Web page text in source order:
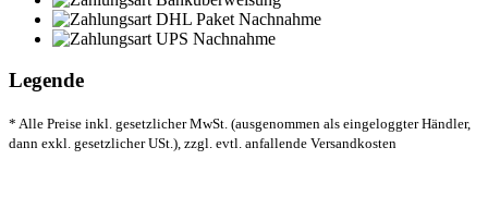
Legende
* Alle Preise inkl. gesetzlicher MwSt. (ausgenommen als eingeloggter Händler,
dann exkl. gesetzlicher USt.), zzgl. evtl. anfallende Versandkosten